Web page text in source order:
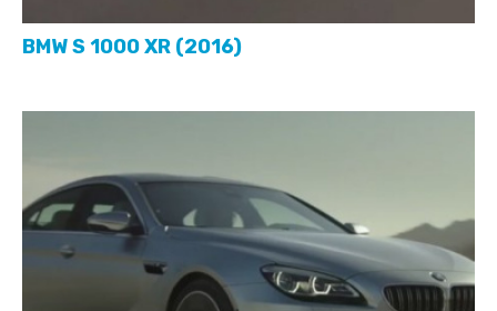
BMW S 1000 XR (2016)